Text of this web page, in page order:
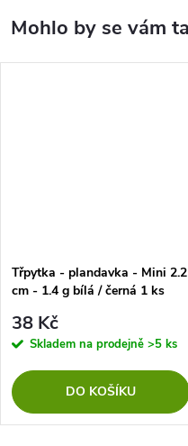
Třpytka - plandavka - Mini 2.2
cm - 1.4 g bílá / černá 1 ks
38 Kč
Skladem na prodejně >5 ks
DO KOŠÍKU